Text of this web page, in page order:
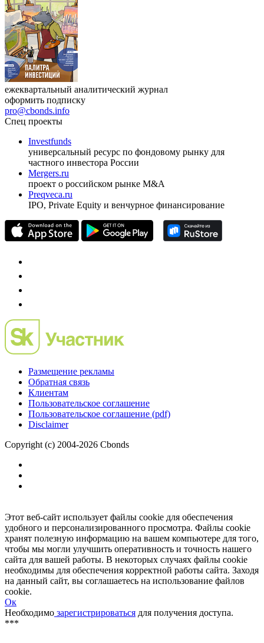
ЖурналCbonds Review
оформить подписку
pro@cbonds.info
Спец проекты
Investfunds
универсальный ресурс по фондовому рынку для
частного инвестора России
проект о российском рынке M&A
Preqveca.ru
Размещение рекламы
Обратная связь
Пользовательское соглашение
Copyright (c) 2004-2026 Cbonds
Этот веб-сайт использует файлы cookie для обеспечения
удобного и персонализированного просмотра. Файлы cookie
хранят полезную информацию на вашем компьютере для того,
чтобы мы могли улучшить оперативность и точность нашего
сайта для вашей работы. В некоторых случаях файлы cookie
необходимы для обеспечения корректной работы сайта. Заходя
на данный сайт, вы соглашаетесь на использование файлов